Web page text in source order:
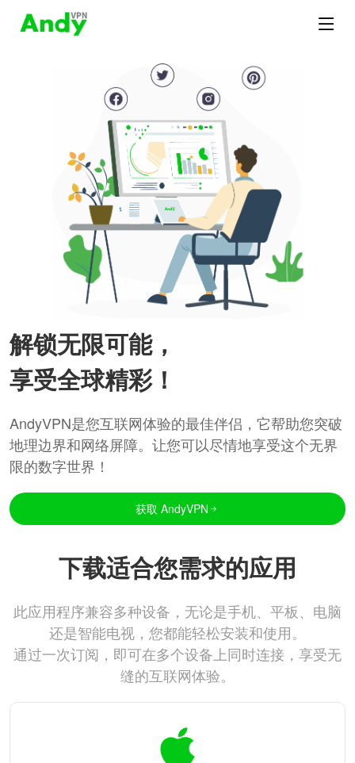
解锁无限可能，
享受全球精彩！
AndyVPN是您互联网体验的最佳伴侣，它帮助您突破
地理边界和网络屏障。让您可以尽情地享受这个无界
限的数字世界！
获取 AndyVPN
下载适合您需求的应用
此应用程序兼容多种设备，无论是手机、平板、电脑
还是智能电视，您都能轻松安装和使用。
通过一次订阅，即可在多个设备上同时连接，享受无
缝的互联网体验。